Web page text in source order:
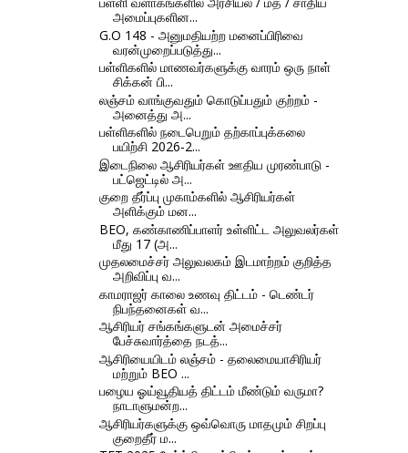
அமைப்புகளின...
G.O 148 - அனுமதியற்ற மனைப்பிரிவை
வரன்முறைப்படுத்து...
பள்ளிகளில் மாணவர்களுக்கு வாரம் ஒரு நாள்
சிக்கன் பி...
லஞ்சம் வாங்குவதும் கொடுப்பதும் குற்றம் -
அனைத்து அ...
பள்ளிகளில் நடைபெறும் தற்காப்புக்கலை
பயிற்சி 2026-2...
இடைநிலை ஆசிரியர்கள் ஊதிய முரண்பாடு -
பட்ஜெட்டில் அ...
குறை தீர்ப்பு முகாம்களில் ஆசிரியர்கள்
அளிக்கும் மன...
BEO, கண்காணிப்பாளர் உள்ளிட்ட அலுவலர்கள்
மீது 17 (அ...
முதலமைச்சர் அலுவலகம் இடமாற்றம் குறித்த
அறிவிப்பு வ...
காமராஜர் காலை உணவு திட்டம் - டெண்டர்
நிபந்தனைகள் வ...
ஆசிரியர் சங்கங்களுடன் அமைச்சர்
பேச்சுவார்த்தை நடத்...
ஆசிரியையிடம் லஞ்சம் - தலைமையாசிரியர்
மற்றும் BEO ...
பழைய ஓய்வூதியத் திட்டம் மீண்டும் வருமா?
நாடாளுமன்ற...
ஆசிரியர்களுக்கு ஒவ்வொரு மாதமும் சிறப்பு
குறைதீர் ம...